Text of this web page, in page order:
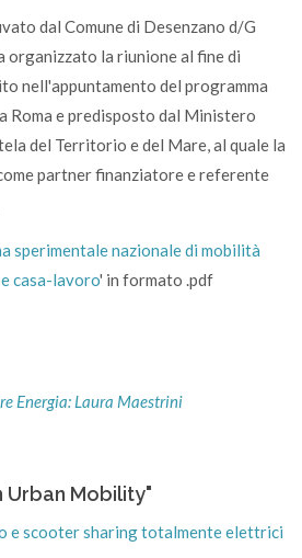
dal Comune di Desenzano d/G
organizzato la riunione al fine di
nell'appuntamento del programma
Roma e predisposto dal Ministero
del Territorio e del Mare, al quale la
partner finanziatore e referente
sperimentale nazionale di mobilità
casa-lavoro' in formato .pdf
Energia: Laura Maestrini
Urban Mobility"